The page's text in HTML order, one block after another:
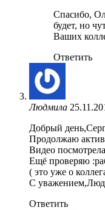
Спасибо,
будет, но
Ваших
Ответить
Людмила
Добрый
Продолжаю
Видео
Ещё проверяю
( это уже о
С
Ответить